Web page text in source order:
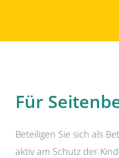
Für
Beteiligen Sie sich als
aktiv am Schutz der